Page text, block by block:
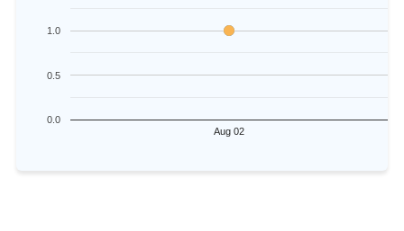
Aug 02
0.0
0.5
1.0